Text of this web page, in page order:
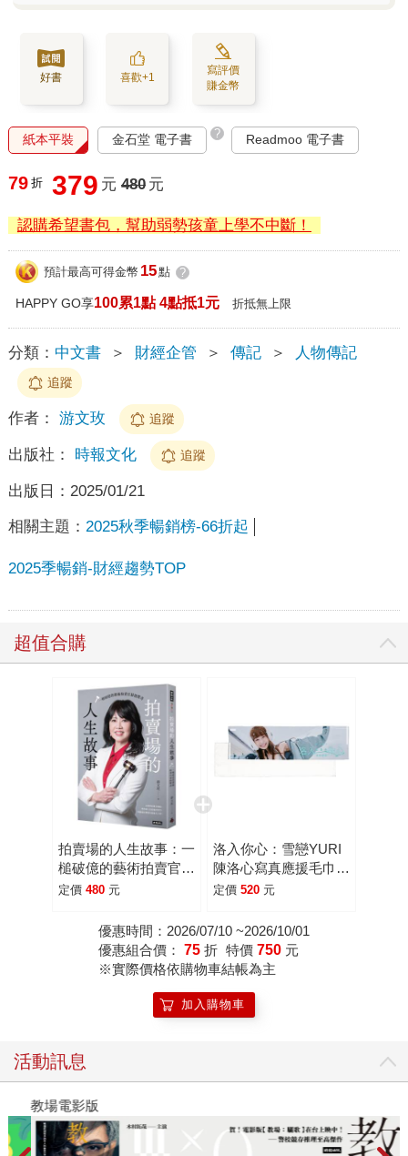
好書 喜歡+1
寫評價
賺金幣
紙本平裝 金石堂 電子書 ? Readmoo 電子書
79 折 379 元 480 元
認購希望書包，幫助弱勢孩童上學不中斷！
預計最高可得金幣 15點 ?
HAPPY GO享100累1點 4點抵1元 折抵無上限
分類： 中文書 ＞ 財經企管 ＞ 傳記 ＞ 人物傳記
追蹤
作者： 游文玫 追蹤
出版社： 時報文化 追蹤
出版日： 2025/01/21
相關主題： 2025秋季暢銷榜-66折起
2025季暢銷-財經趨勢TOP
超值合購
拍賣場的人生故事：一
槌破億的藝術拍賣官幕
後驚奇
定價 480 元
洛入你心：雪戀YURI
陳洛心寫真應援毛巾
(網路限定)
定價 520 元
優惠時間：2026/07/10 ~2026/10/01
優惠組合價： 75 折 特價 750 元
※實際價格依購物車結帳為主
加入購物車
活動訊息
教場電影版